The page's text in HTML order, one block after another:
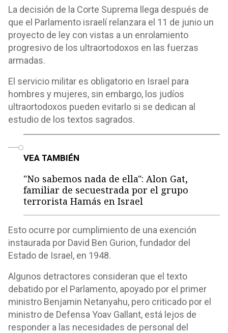
La decisión de la Corte Suprema llega después de
que el Parlamento israelí relanzara el 11 de junio un
proyecto de ley con vistas a un enrolamiento
progresivo de los ultraortodoxos en las fuerzas
armadas.
El servicio militar es obligatorio en Israel para
hombres y mujeres, sin embargo, los judíos
ultraortodoxos pueden evitarlo si se dedican al
estudio de los textos sagrados.
VEA TAMBIÉN
"No sabemos nada de ella": Alon Gat,
familiar de secuestrada por el grupo
terrorista Hamás en Israel
Esto ocurre por cumplimiento de una exención
instaurada por David Ben Gurion, fundador del
Estado de Israel, en 1948.
Algunos detractores consideran que el texto
debatido por el Parlamento, apoyado por el primer
ministro Benjamin Netanyahu, pero criticado por el
ministro de Defensa Yoav Gallant, está lejos de
responder a las necesidades de personal del